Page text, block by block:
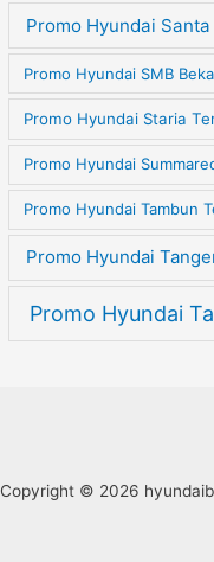
Promo Hyundai
Promo Hyundai SMB
Promo Hyundai Staria
Promo Hyundai
Promo Hyundai Tambun
Promo Hyundai
Promo Hyundai
Copyright © 2026